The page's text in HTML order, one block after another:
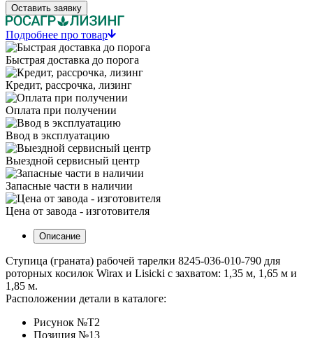
Оставить заявку
Подробнее про товар
Быстрая доставка до порога
Кредит, рассрочка, лизинг
Оплата при получении
Ввод в эксплуатацию
Выездной сервисный центр
Запасные части в наличии
Цена от завода - изготовителя
Описание
Ступица (граната) рабочей тарелки 8245-036-010-790 для
роторных косилок Wirax и Lisicki с захватом: 1,35 м, 1,65 м и
1,85 м.
Расположении детали в каталоге:
Рисунок №Т2
Позиция №13